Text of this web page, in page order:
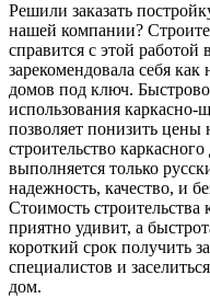
Решили заказать
нашей компании?
справится с этой
зарекомендовала себя
домов под ключ.
использования каркасно-
позволяет понизить цены
строительство
выполняется только
надежность, качество, и
Стоимость
приятно удивит, а
короткий срок получить
специалистов и
дом.